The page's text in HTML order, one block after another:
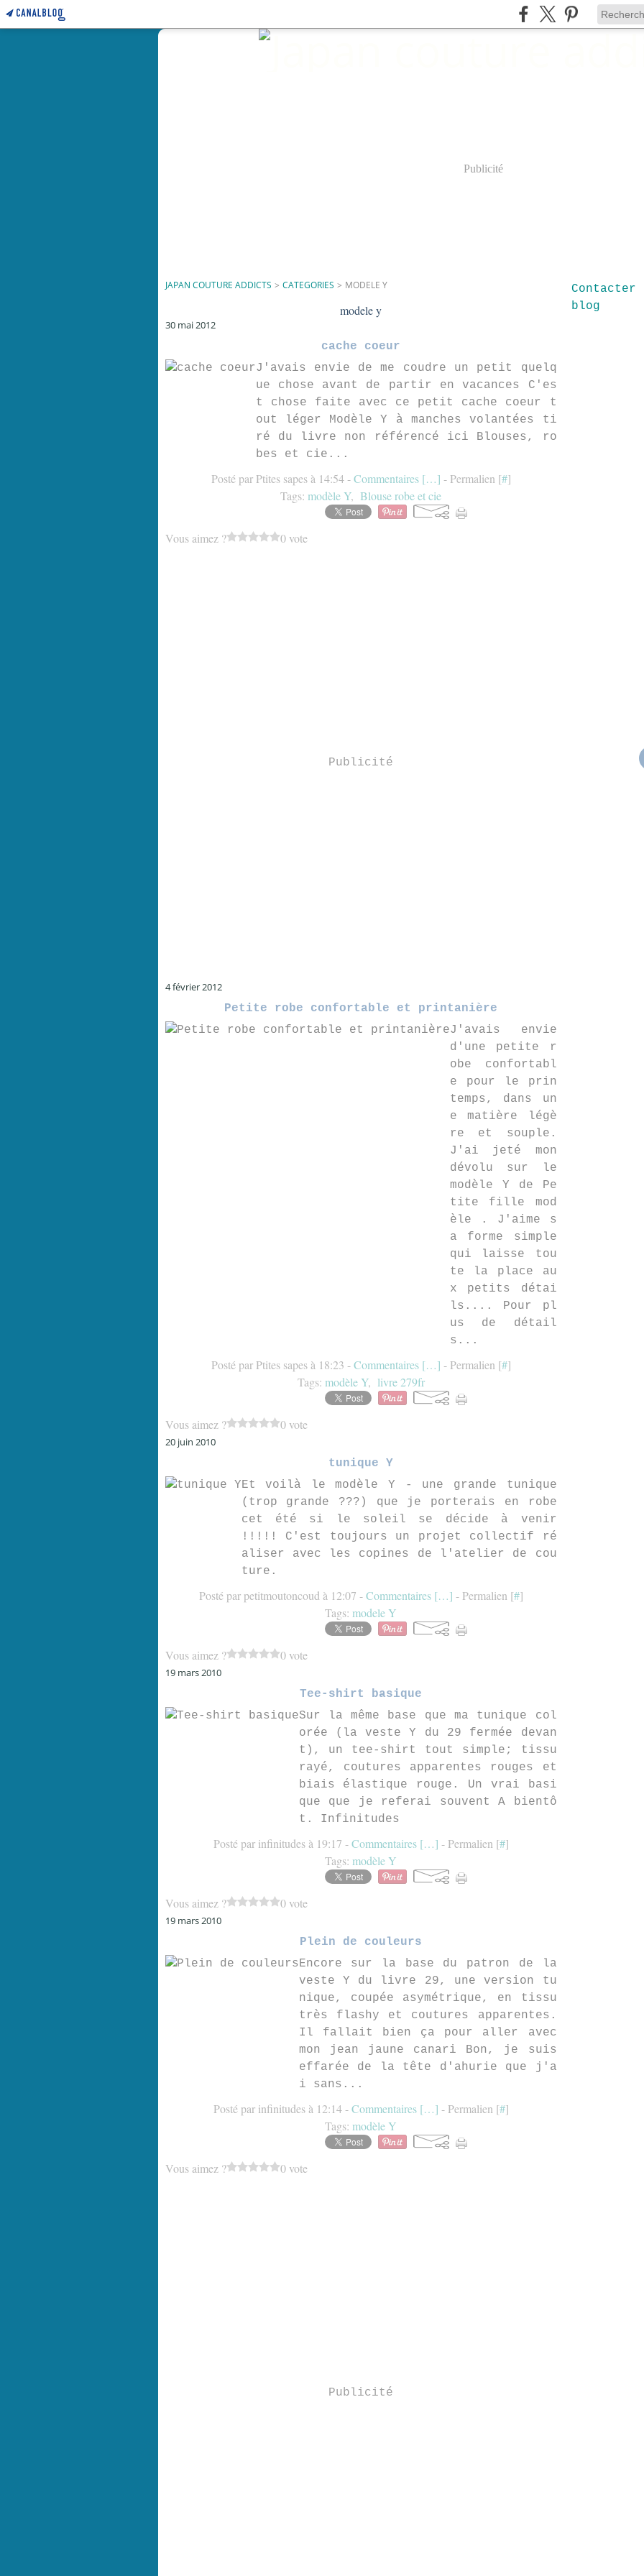
Publicité
JAPAN COUTURE ADDICTS > CATEGORIES > MODELE Y
modele y
30 mai 2012
cache coeur
J'avais envie de me coudre un petit quelq
ue chose avant de partir en vacances C'es
t chose faite avec ce petit cache coeur t
out léger Modèle Y à manches volantées ti
ré du livre non référencé ici Blouses, ro
bes et cie...
Posté par Ptites sapes à 14:54 -Commentaires […] - Permalien [#]
Tags: modèle Y, Blouse robe et cie
Vous aimez ? 0 vote
Publicité
4 février 2012
Petite robe confortable et printanière
J'avais envie
d'une petite r
obe confortabl
e pour le prin
temps, dans un
e matière légè
re et souple.
J'ai jeté mon
dévolu sur le
modèle Y de Pe
tite fille mod
èle . J'aime s
a forme simple
qui laisse tou
te la place au
x petits détai
ls.... Pour pl
us de détail
s...
Posté par Ptites sapes à 18:23 -Commentaires […] - Permalien [#]
Tags: modèle Y, livre 279fr
Vous aimez ? 0 vote
20 juin 2010
tunique Y
Et voilà le modèle Y - une grande tunique
(trop grande ???) que je porterais en robe
cet été si le soleil se décide à venir
!!!!! C'est toujours un projet collectif ré
aliser avec les copines de l'atelier de cou
ture.
Posté par petitmoutoncoud à 12:07 -Commentaires […] - Permalien [#]
Tags: modele Y
Vous aimez ? 0 vote
19 mars 2010
Tee-shirt basique
Sur la même base que ma tunique col
orée (la veste Y du 29 fermée devan
t), un tee-shirt tout simple; tissu
rayé, coutures apparentes rouges et
biais élastique rouge. Un vrai basi
que que je referai souvent A bientô
t. Infinitudes
Posté par infinitudes à 19:17 -Commentaires […] - Permalien [#]
Tags: modèle Y
Vous aimez ? 0 vote
19 mars 2010
Plein de couleurs
Encore sur la base du patron de la
veste Y du livre 29, une version tu
nique, coupée asymétrique, en tissu
très flashy et coutures apparentes.
Il fallait bien ça pour aller avec
mon jean jaune canari Bon, je suis
effarée de la tête d'ahurie que j'a
i sans...
Posté par infinitudes à 12:14 -Commentaires […] - Permalien [#]
Tags: modèle Y
Vous aimez ? 0 vote
Publicité
blog